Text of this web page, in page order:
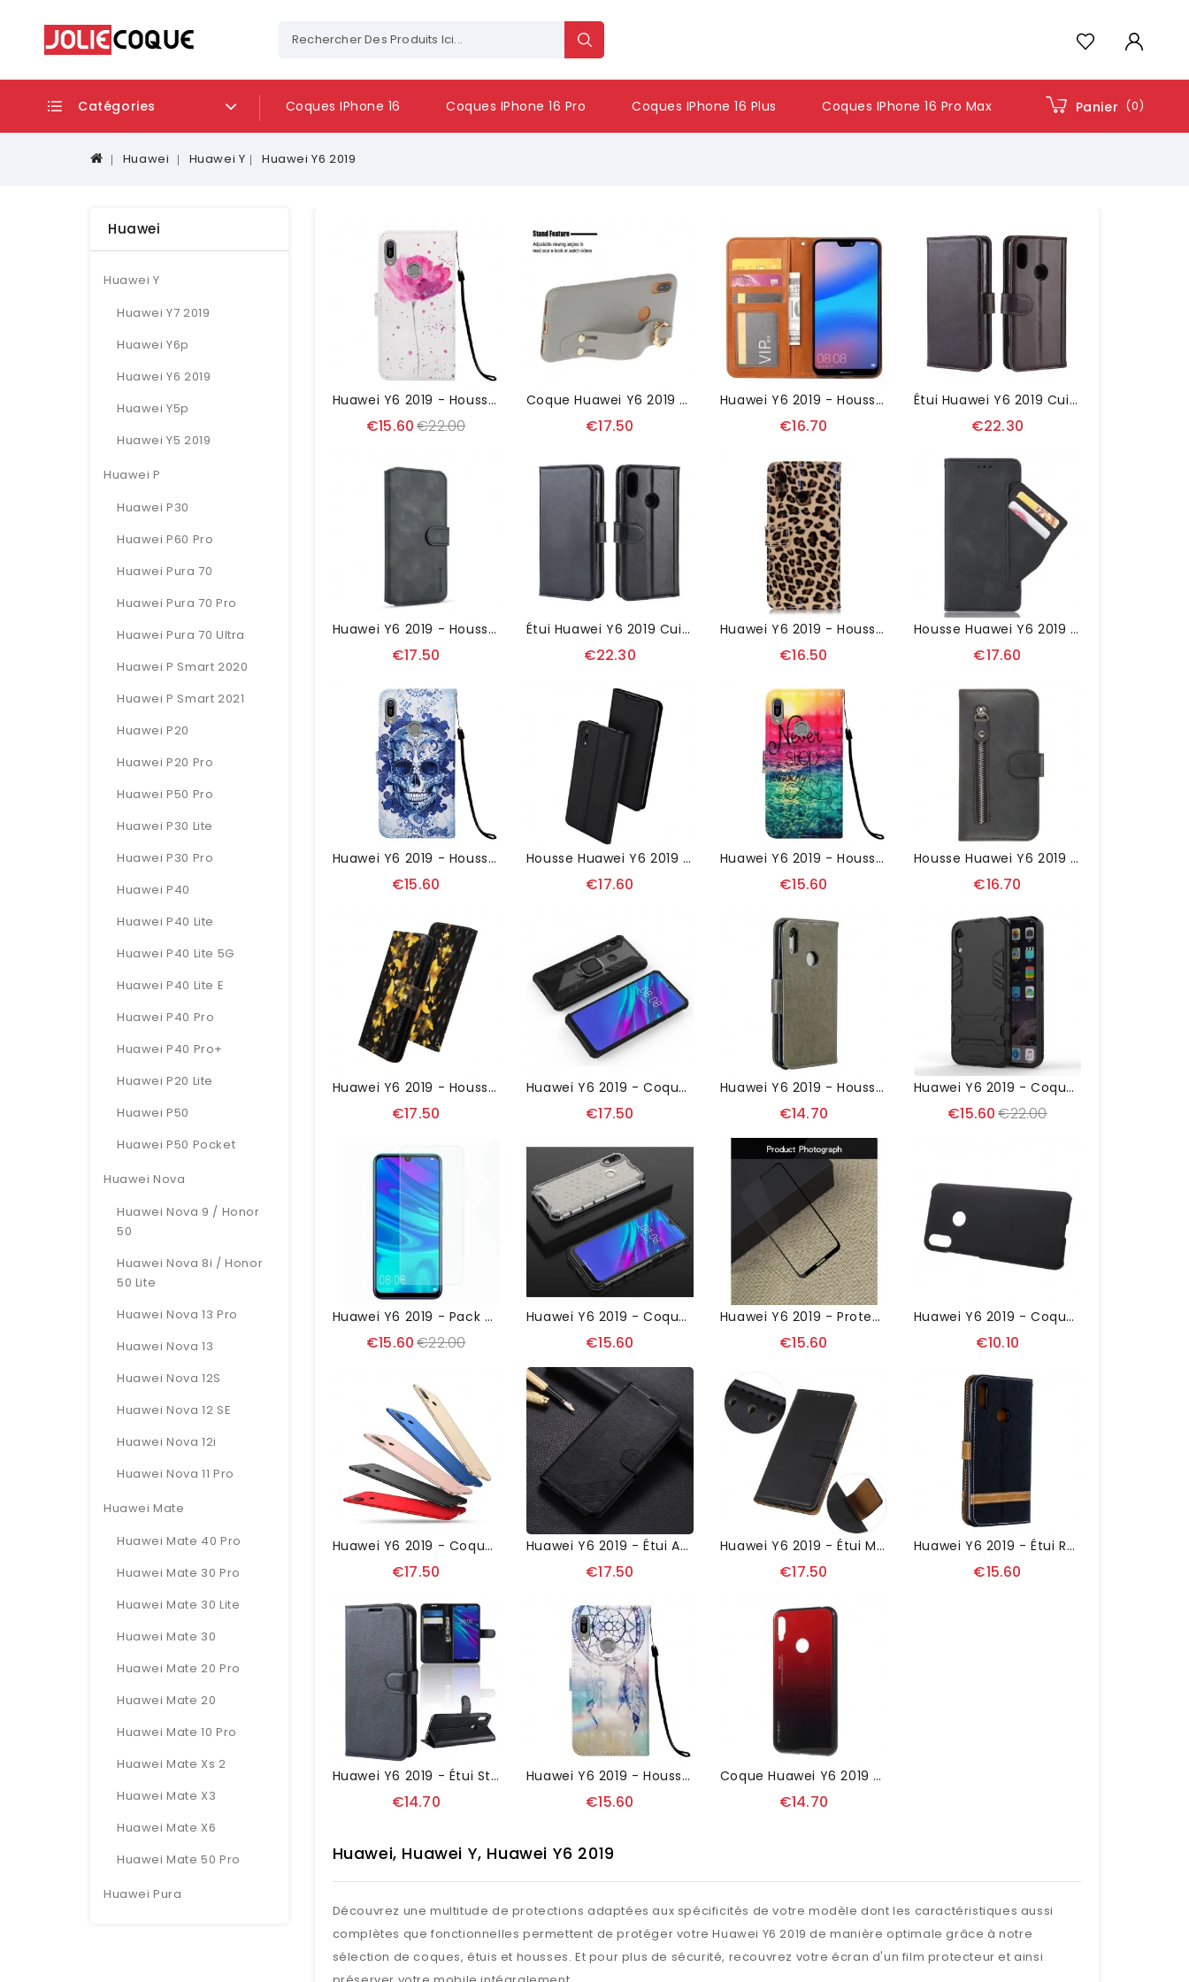
Panier (0)
Catégories Coques IPhone 16 Coques IPhone 16 Pro Coques IPhone 16 Plus Coques IPhone 16 Pro Max
Huawei Huawei Y Huawei Y6 2019
Huawei
Huawei Y
Huawei Y7 2019
Huawei Y6p
Huawei Y6 2019
Huawei Y5p
Huawei Y5 2019
Huawei P
Huawei P30
Huawei P60 Pro
Huawei Pura 70
Huawei Pura 70 Pro
Huawei Pura 70 Ultra
Huawei P Smart 2020
Huawei P Smart 2021
Huawei P20
Huawei P20 Pro
Huawei P50 Pro
Huawei P30 Lite
Huawei P30 Pro
Huawei P40
Huawei P40 Lite
Huawei P40 Lite 5G
Huawei P40 Lite E
Huawei P40 Pro
Huawei P40 Pro+
Huawei P20 Lite
Huawei P50
Huawei P50 Pocket
Huawei Nova
Huawei Nova 9 / Honor
50
Huawei Nova 8i / Honor
50 Lite
Huawei Nova 13 Pro
Huawei Nova 13
Huawei Nova 12S
Huawei Nova 12 SE
Huawei Nova 12i
Huawei Nova 11 Pro
Huawei Mate
Huawei Mate 40 Pro
Huawei Mate 30 Pro
Huawei Mate 30 Lite
Huawei Mate 30
Huawei Mate 20 Pro
Huawei Mate 20
Huawei Mate 10 Pro
Huawei Mate Xs 2
Huawei Mate X3
Huawei Mate X6
Huawei Mate 50 Pro
Huawei Pura
Huawei Y6 2019 - Housse À Lanière Pink Flower
€15.60€22.00
Coque Huawei Y6 2019 Strap En Silicone
€17.50
Huawei Y6 2019 - Housse Cuir Stand Case
€16.70
Étui Huawei Y6 2019 Cuir Premium - Marron
€22.30
Huawei Y6 2019 - Housse DG MING Effet Cuir
€17.50
Étui Huawei Y6 2019 Cuir Premium - Noir
€22.30
Huawei Y6 2019 - Housse Léopard Portefeuille
€16.50
Housse Huawei Y6 2019 Premium Avec Porte Cartes
€17.60
Huawei Y6 2019 - Housse Motif Calavera
€15.60
Housse Huawei Y6 2019 Revêtement Satiné
€17.60
Huawei Y6 2019 - Housse Never Stop Dreaming
€15.60
Housse Huawei Y6 2019 Zipper Pocket Fonction Support
€16.70
Huawei Y6 2019 - Housse Papillons Dorés
€17.50
Huawei Y6 2019 - Coque Belinda Sport
€17.50
Huawei Y6 2019 - Housse Papillons Fonction Support
€14.70
Huawei Y6 2019 - Coque Cool Guard Antichoc Avec Support Intégré
€15.60€22.00
Huawei Y6 2019 - Pack De 2 Films En Verre Trempé
€15.60€22.00
Huawei Y6 2019 - Coque Honeycomb Protectrice
€15.60
Huawei Y6 2019 - Protection D’écran En Verre Trempé Full Size - Noir
€15.60
Huawei Y6 2019 - Coque Mate Rubberised
€10.10
Huawei Y6 2019 - Coque MOFI Ultra Fine Mate
€17.50
Huawei Y6 2019 - Étui AZNS Simili Cuir
€17.50
Huawei Y6 2019 - Étui Milo Simili Cuir Basique
€17.50
Huawei Y6 2019 - Étui Revêtement Tissu Avec Lanière
€15.60
Huawei Y6 2019 - Étui Style Cuir Porte Cartes
€14.70
Huawei Y6 2019 - Housse À Lanière Attrape Rêves
€15.60
Coque Huawei Y6 2019 Dégradé De Couleurs
€14.70
Huawei, Huawei Y, Huawei Y6 2019
Découvrez une multitude de protections adaptées aux spécificités de votre modèle dont les caractéristiques aussi
complètes que fonctionnelles permettent de protéger votre Huawei Y6 2019 de manière optimale grâce à notre
sélection de coques, étuis et housses. Et pour plus de sécurité, recouvrez votre écran d'un film protecteur et ainsi